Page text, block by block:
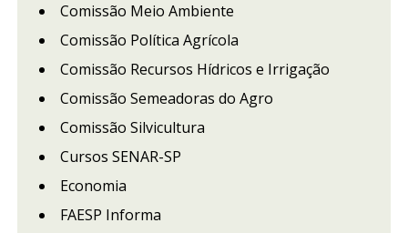
Comissão Meio Ambiente
Comissão Política Agrícola
Comissão Recursos Hídricos e Irrigação
Comissão Semeadoras do Agro
Comissão Silvicultura
Cursos SENAR-SP
Economia
FAESP Informa